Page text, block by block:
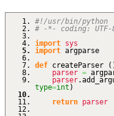
#!/usr/bin/python
# -*- coding:
import sys
import argparse
def createParser (
parser =
parser.
type=int )
return parser